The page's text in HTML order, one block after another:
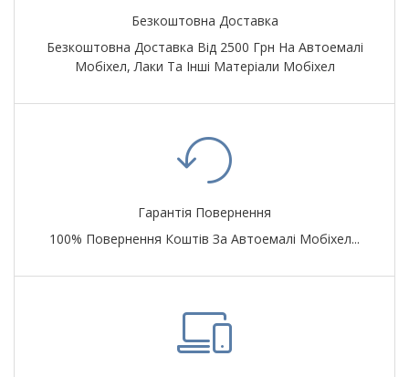
Безкоштовна Доставка
Безкоштовна Доставка Від 2500 Грн На Автоемалі
Мобіхел, Лаки Та Інші Матеріали Мобіхел
Гарантія Повернення
100% Повернення Коштів За Автоемалі Мобіхел...